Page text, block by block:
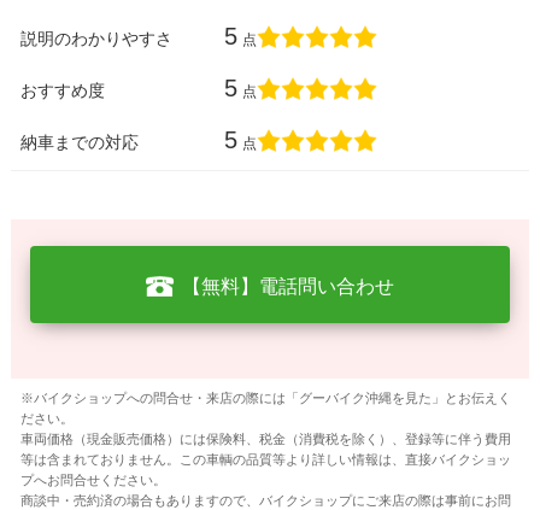
説明のわかりやすさ 5 点
おすすめ度 5 点
納車までの対応 5 点
【無料】電話問い合わせ
※バイクショップへの問合せ・来店の際には「グーバイク沖縄を見た」とお伝えく
ださい。
車両価格（現金販売価格）には保険料、税金（消費税を除く）、登録等に伴う費用
等は含まれておりません。この車輌の品質等より詳しい情報は、直接バイクショッ
プへお問合せください。
商談中・売約済の場合もありますので、バイクショップにご来店の際は事前にお問